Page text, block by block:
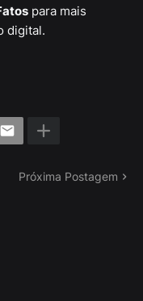
para mais
digital.
Próxima Postagem